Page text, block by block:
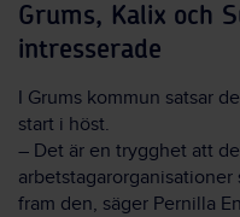
Grums, Kalix och
intresserade
I Grums kommun satsar
start i höst.
– Det är en trygghet att
fram den, säger Pernilla